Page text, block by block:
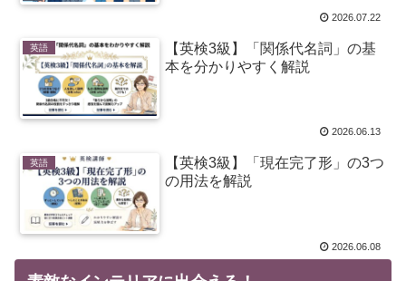
2026.07.22
英語
【英検3級】「関係代名詞」の基
本を分かりやすく解説
2026.06.13
英語
【英検3級】「現在完了形」の3つ
の用法を解説
2026.06.08